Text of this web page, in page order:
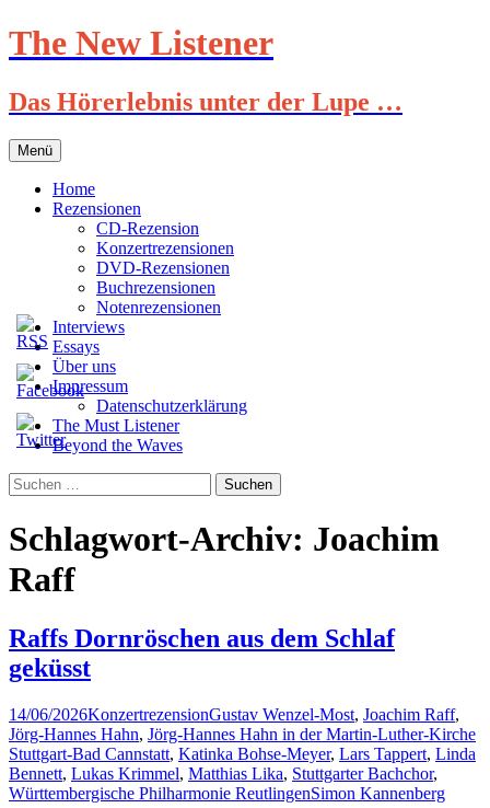
Zum
Inhalt
The New Listener
Das Hörerlebnis unter der Lupe …
Menü
Home
Rezensionen
CD-Rezension
Konzertrezensionen
DVD-Rezensionen
Buchrezensionen
Notenrezensionen
Interviews
Essays
Über uns
Impressum
Datenschutzerklärung
The Must Listener
Beyond the Waves
Suchen
nach:
Schlagwort-Archiv: Joachim
Raff
Raffs Dornröschen aus dem Schlaf
geküsst
14/06/2026KonzertrezensionGustav Wenzel-Most, Joachim Raff,
Jörg-Hannes Hahn, Jörg-Hannes Hahn in der Martin-Luther-Kirche
Stuttgart-Bad Cannstatt, Katinka Bohse-Meyer, Lars Tappert, Linda
Bennett, Lukas Krimmel, Matthias Lika, Stuttgarter Bachchor,
Württembergische Philharmonie ReutlingenSimon Kannenberg